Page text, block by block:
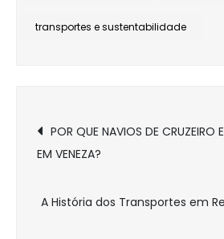
transportes e sustentabilidade
de
Post
POR QUE NAVIOS DE CRUZEIRO
EM VENEZA?
A História dos Transportes em